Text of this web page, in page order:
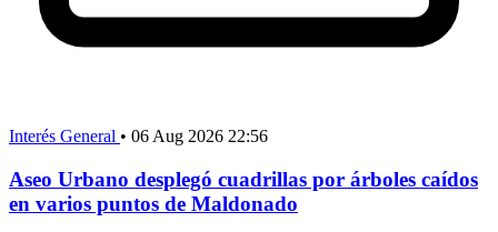
Interés General • 06 Aug 2026 22:56
Aseo Urbano desplegó cuadrillas por árboles caídos
en varios puntos de Maldonado